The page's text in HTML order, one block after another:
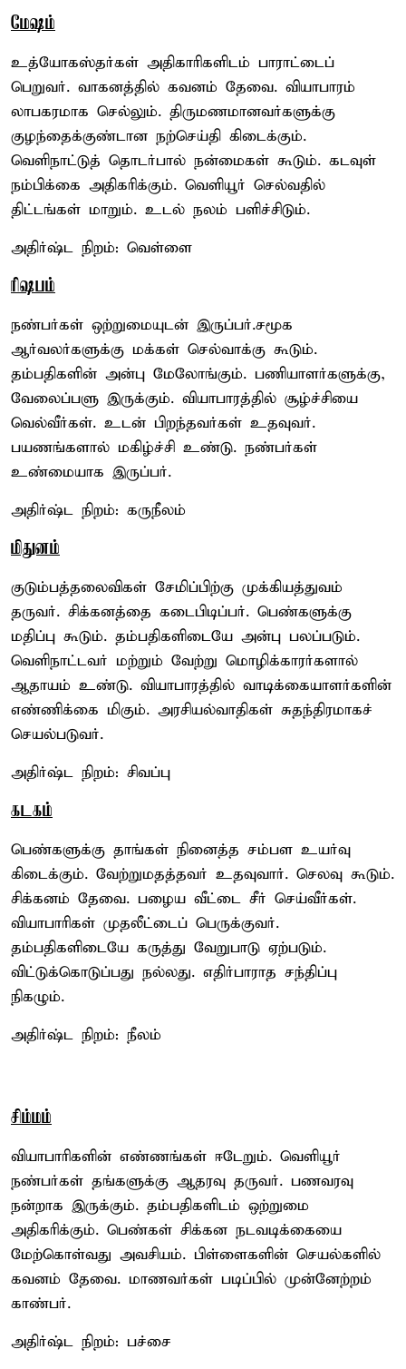
மேஷம்
உத்யோகஸ்தர்கள் அதிகாரிகளிடம் பாராட்டைப்
பெறுவர். வாகனத்தில் கவனம் தேவை. வியாபாரம்
லாபகரமாக செல்லும். திருமணமானவர்களுக்கு
குழந்தைக்குண்டான நற்செய்தி கிடைக்கும்.
வெளிநாட்டுத் தொடர்பால் நன்மைகள் கூடும். கடவுள்
நம்பிக்கை அதிகரிக்கும். வெளியூர் செல்வதில்
திட்டங்கள் மாறும். உடல் நலம் பளிச்சிடும்.
அதிர்ஷ்ட நிறம்: வெள்ளை
ரிஷபம்
நண்பர்கள் ஒற்றுமையுடன் இருப்பர்.சமூக
ஆர்வலர்களுக்கு மக்கள் செல்வாக்கு கூடும்.
தம்பதிகளின் அன்பு மேலோங்கும். பணியாளர்களுக்கு,
வேலைப்பளு இருக்கும். வியாபாரத்தில் சூழ்ச்சியை
வெல்வீர்கள். உடன் பிறந்தவர்கள் உதவுவர்.
பயணங்களால் மகிழ்ச்சி உண்டு. நண்பர்கள்
உண்மையாக இருப்பர்.
அதிர்ஷ்ட நிறம்: கருநீலம்
மிதுனம்
குடும்பத்தலைவிகள் சேமிப்பிற்கு முக்கியத்துவம்
தருவர். சிக்கனத்தை கடைபிடிப்பர். பெண்களுக்கு
மதிப்பு கூடும். தம்பதிகளிடையே அன்பு பலப்படும்.
வெளிநாட்டவர் மற்றும் வேற்று மொழிக்காரர்களால்
ஆதாயம் உண்டு. வியாபாரத்தில் வாடிக்கையாளர்களின்
எண்ணிக்கை மிகும். அரசியல்வாதிகள் சுதந்திரமாகச்
செயல்படுவர்.
அதிர்ஷ்ட நிறம்: சிவப்பு
கடகம்
பெண்களுக்கு தாங்கள் நினைத்த சம்பள உயர்வு
கிடைக்கும். வேற்றுமதத்தவர் உதவுவார். செலவு கூடும்.
சிக்கனம் தேவை. பழைய வீட்டை சீர் செய்வீர்கள்.
வியாபாரிகள் முதலீட்டைப் பெருக்குவர்.
தம்பதிகளிடையே கருத்து வேறுபாடு ஏற்படும்.
விட்டுக்கொடுப்பது நல்லது. எதிர்பாராத சந்திப்பு
நிகழும்.
அதிர்ஷ்ட நிறம்: நீலம்
சிம்மம்
வியாபாரிகளின் எண்ணங்கள் ஈடேறும். வெளியூர்
நண்பர்கள் தங்களுக்கு ஆதரவு தருவர். பணவரவு
நன்றாக இருக்கும். தம்பதிகளிடம் ஒற்றுமை
அதிகரிக்கும். பெண்கள் சிக்கன நடவடிக்கையை
மேற்கொள்வது அவசியம். பிள்ளைகளின் செயல்களில்
கவனம் தேவை. மாணவர்கள் படிப்பில் முன்னேற்றம்
காண்பர்.
அதிர்ஷ்ட நிறம்: பச்சை